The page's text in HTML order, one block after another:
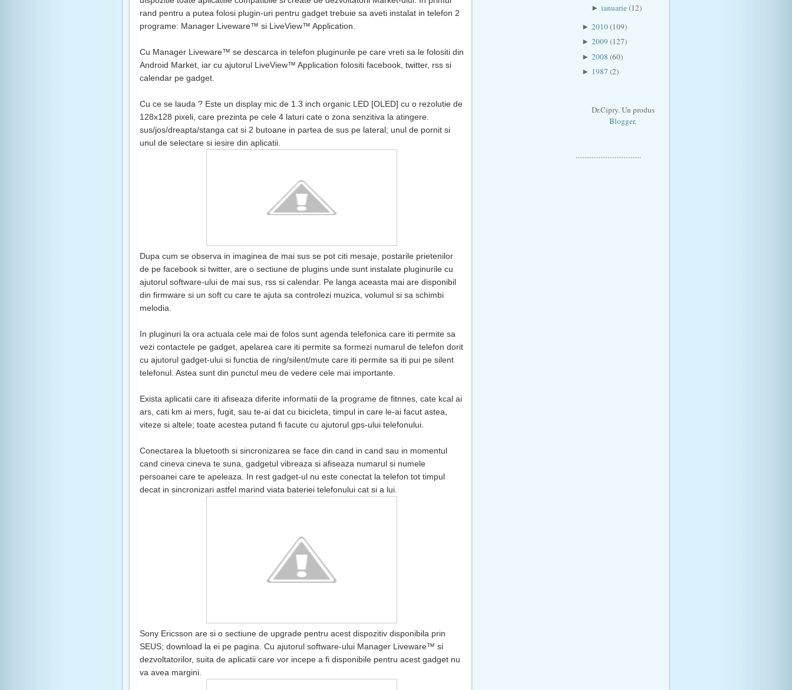
rand pentru a putea folosi plugin-uri pentru gadget trebuie sa aveti instalat in telefon 2
programe: Manager Liveware™ si LiveView™ Application.
Cu Manager Liveware™ se descarca in telefon pluginurile pe care vreti sa le folositi din
Android Market, iar cu ajutorul LiveView™ Application folositi facebook, twitter, rss si
calendar pe gadget.
Cu ce se lauda ? Este un display mic de 1.3 inch organic LED [OLED] cu o rezolutie de
128x128 pixeli care prezinta pe cele 4 laturi cate o zona senzitiva la atingere.
sus/jos/dreapta/stanga cat si 2 butoane in partea de sus pe lateral; unul de pornit si
unul de selectare si iesire din aplicatii.
Dupa cum se observa in imaginea de mai sus se pot citi mesaje, postarile prietenilor
de pe facebook si twitter, are o sectiune de plugins unde sunt instalate pluginurile cu
ajutorul software-ului de mai sus, rss si calendar. Pe langa aceasta mai are disponibil
din firmware si un soft cu care te ajuta sa controlezi muzica, volumul si sa schimbi
melodia.
In pluginuri la ora actuala cele mai de folos sunt agenda telefonica care iti permite sa
vezi contactele pe gadget, apelarea care iti permite sa formezi numarul de telefon dorit
cu ajutorul gadget-ului si functia de ring/silent/mute care iti permite sa iti pui pe silent
telefonul. Astea sunt din punctul meu de vedere cele mai importante.
Exista aplicatii care iti afiseaza diferite informatii de la programe de fitnnes, cate kcal ai
ars, cati km ai mers, fugit, sau te-ai dat cu bicicleta, timpul in care le-ai facut astea,
viteze si altele; toate acestea putand fi facute cu ajutorul gps-ului telefonului.
Conectarea la bluetooth si sincronizarea se face din cand in cand sau in momentul
cand cineva cineva te suna, gadgetul vibreaza si afiseaza numarul si numele
persoanei care te apeleaza. In rest gadget-ul nu este conectat la telefon tot timpul
decat in sincronizari astfel marind viata bateriei telefonului cat si a lui.
Sony Ericsson are si o sectiune de upgrade pentru acest dispozitiv disponibila prin
SEUS; download la ei pe pagina. Cu ajutorul software-ului Manager Liveware™ si
dezvoltatorilor, suita de aplicatii care vor incepe a fi disponibile pentru acest gadget nu
va avea margini.
► ianuarie (12)
► 2010(109)
► 2009 (127)
► 2008 (60)
► 1987 (2)
Dr.Cipry. Un produs
Blogger.
.....................................